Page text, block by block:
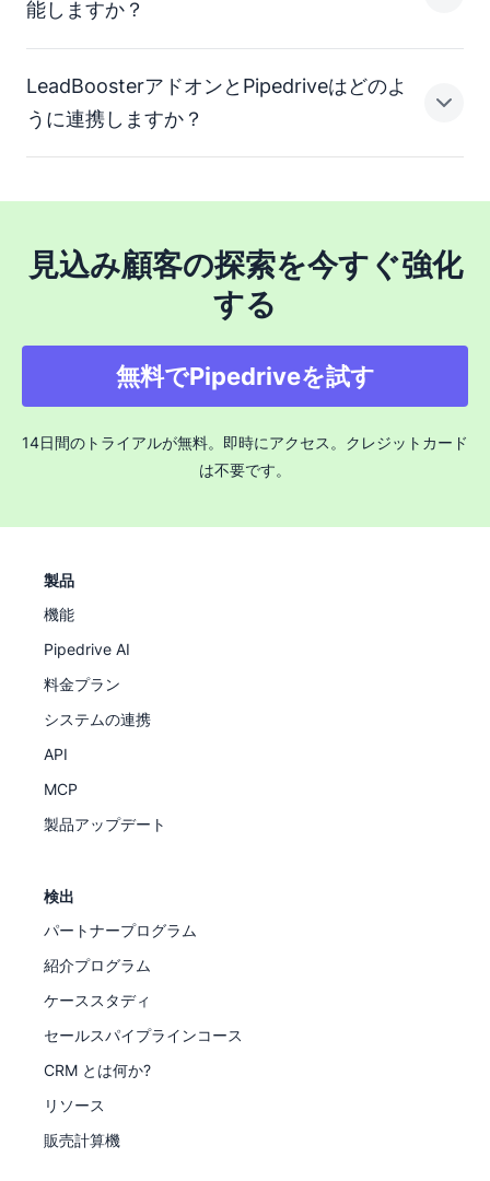
Pipedriveのプロスペクターのようなツールは有望な見込
み顧客を特定することでアウトバウンドリードを生み出
すチームの能力を向上させるのにも役立ちます。
能しますか？
Pipedriveの
が、チームが連絡を取るための確認済みの電子メール、
電話番号、ソーシャルメディアプロフィールを提供しま
LeadBoosterアドオンとPipedriveはどのよ
うに連携しますか？
します。
自動化されたチャットボット、ライブチャット機能、ウ
ェブフォームを使用してウェブサイトにいるインバウン
はありません。
するよう支援するので、Pipedriveからパーソナライズさ
れたメッセージで直接連絡できるようになります。
見込み顧客の探索を今すぐ強化
する
無料でPipedriveを試す
14日間のトライアルが無料。即時にアクセス。クレジットカード
は不要です。
製品
機能
Pipedrive AI
料金プラン
システムの連携
API
MCP
製品アップデート
検出
パートナープログラム
紹介プログラム
ケーススタディ
セールスパイプラインコース
CRM とは何か?
リソース
販売計算機